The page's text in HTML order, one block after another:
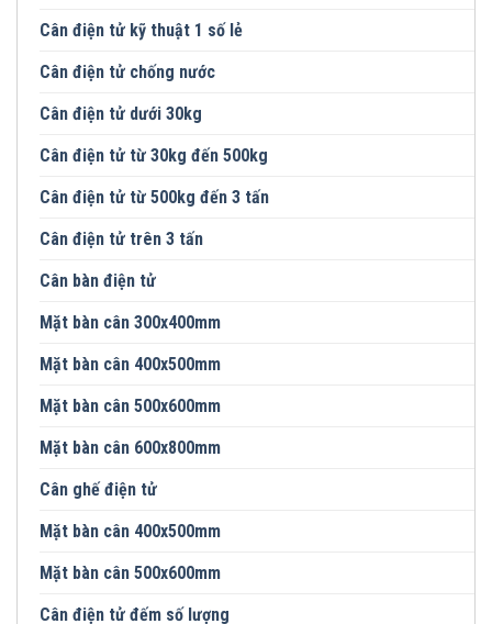
Cân điện tử kỹ thuật 1 số lẻ
Cân điện tử chống nước
Cân điện tử dưới 30kg
Cân điện tử từ 30kg đến 500kg
Cân điện tử từ 500kg đến 3 tấn
Cân điện tử trên 3 tấn
Cân bàn điện tử
Mặt bàn cân 300x400mm
Mặt bàn cân 400x500mm
Mặt bàn cân 500x600mm
Mặt bàn cân 600x800mm
Cân ghế điện tử
Mặt bàn cân 400x500mm
Mặt bàn cân 500x600mm
Cân điện tử đếm số lượng